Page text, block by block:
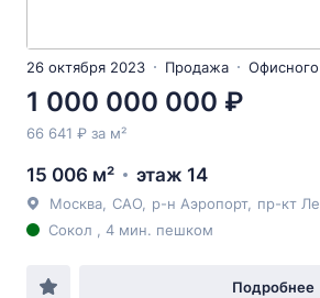
26 октября 2023 Продажа
1 000 000 000 ₽
66 641 ₽ за м²
15 006 м² этаж 14
Москва САО р-н Аэропорт, пр-кт
Сокол , 4 мин. пешком
Подробнее